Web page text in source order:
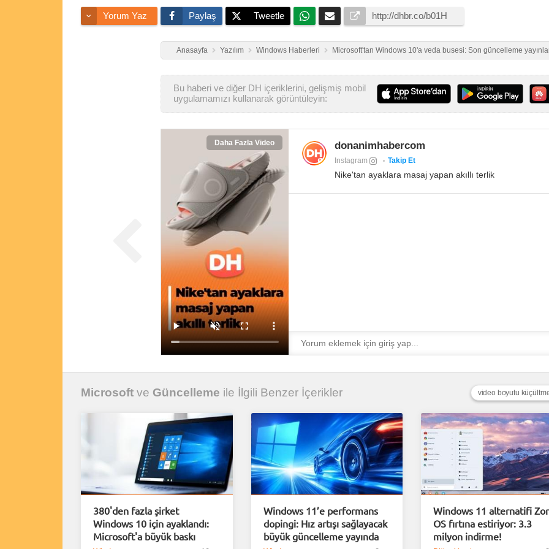
Yorum Yaz Paylaş Tweetle
Anasayfa Yazılım Windows Haberleri Microsoft'tan Windows 10'a veda busesi: Son güncelleme
Bu haberi ve diğer DH içeriklerini, gelişmiş mobil
uygulamamızı kullanarak görüntüleyin:
Daha Fazla Video donanimhabercom
Instagram Takip Et
Nike'tan ayaklara masaj yapan akıllı terlik
Microsoft ve Güncelleme ile İlgili Benzer İçerikler video boyutu
380'den fazla şirket
Windows 10 için ayaklandı:
Microsoft'a büyük baskı
Windows 11’e performans
dopingi: Hız artışı sağlayacak
büyük güncelleme yayında
Windows 11 alternatifi
OS fırtına estiriyor: 3.3
milyon indirme!